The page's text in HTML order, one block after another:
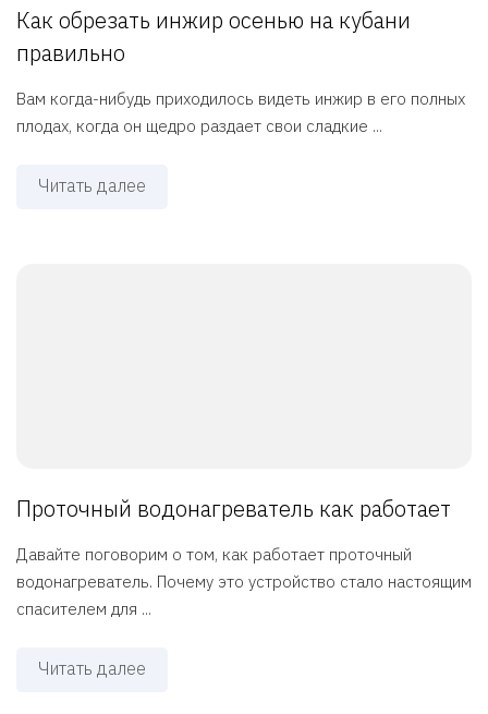
Как обрезать инжир осенью на кубани
правильно
Вам когда-нибудь приходилось видеть инжир в его полных
плодах, когда он щедро раздает свои сладкие ...
Читать далее
Проточный водонагреватель как работает
Давайте поговорим о том, как работает проточный
водонагреватель. Почему это устройство стало настоящим
спасителем для ...
Читать далее